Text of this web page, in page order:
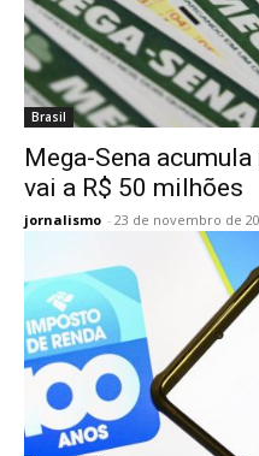
Brasil
Mega-Sena
vai a R$ 50 milhões
jornalismo - 23 de novembro de